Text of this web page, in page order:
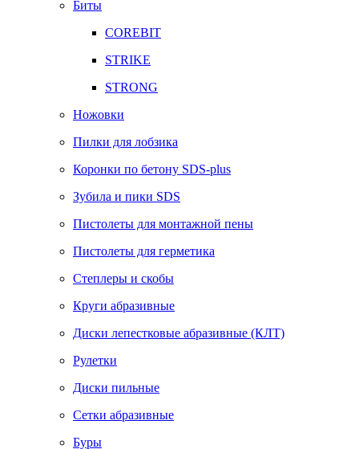
Биты
COREBIT
STRIKE
STRONG
Ножовки
Пилки для лобзика
Коронки по бетону SDS-plus
Зубила и пики SDS
Пистолеты для монтажной пены
Пистолеты для герметика
Степлеры и скобы
Круги абразивные
Диски лепестковые абразивные (КЛТ)
Рулетки
Диски пильные
Сетки абразивные
Буры